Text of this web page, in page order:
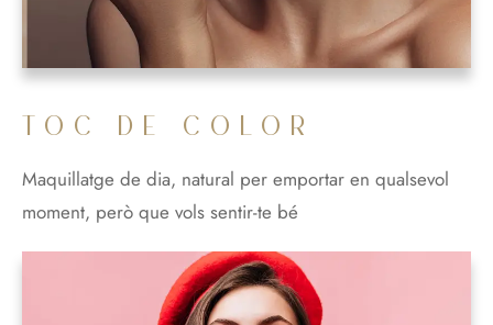
TOC DE COLOR
Maquillatge de dia, natural per emportar en qualsevol
moment, però que vols sentir-te bé